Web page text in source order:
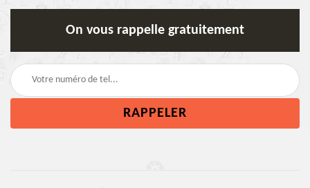
On vous rappelle gratuitement